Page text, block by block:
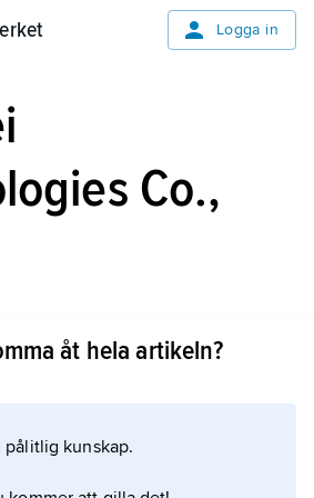
Logga in
Co.,
Co., Ltd.
som tillverkar
och
åt hela artikeln?
kunskap.